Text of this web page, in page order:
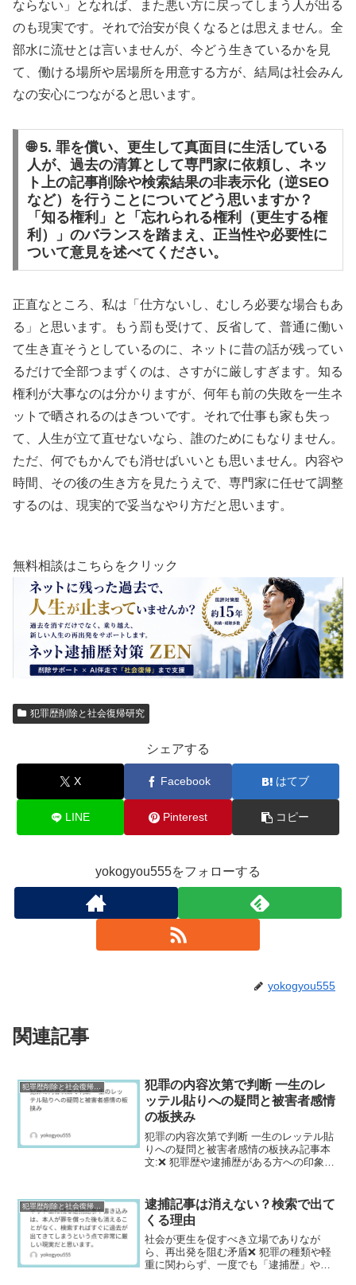
ならない」となれば、また悪い方に戻ってしまう人が出る
のも現実です。それで治安が良くなるとは思えません。全
部水に流せとは言いませんが、今どう生きているかを見
て、働ける場所や居場所を用意する方が、結局は社会みん
なの安心につながると思います。
🌐 5. 罪を償い、更生して真面目に生活している
人が、過去の清算として専門家に依頼し、ネッ
ト上の記事削除や検索結果の非表示化（逆SEO
など）を行うことについてどう思いますか？
「知る権利」と「忘れられる権利（更生する権
利）」のバランスを踏まえ、正当性や必要性に
ついて意見を述べてください。
正直なところ、私は「仕方ないし、むしろ必要な場合もあ
る」と思います。もう罰も受けて、反省して、普通に働い
て生き直そうとしているのに、ネットに昔の話が残ってい
るだけで全部つまずくのは、さすがに厳しすぎます。知る
権利が大事なのは分かりますが、何年も前の失敗を一生ネ
ットで晒されるのはきついです。それで仕事も家も失っ
て、人生が立て直せないなら、誰のためにもなりません。
ただ、何でもかんでも消せばいいとも思いません。内容や
時間、その後の生き方を見たうえで、専門家に任せて調整
するのは、現実的で妥当なやり方だと思います。
無料相談はこちらをクリック
犯罪歴削除と社会復帰研究
シェアする
X Facebook はてブ
LINE Pinterest コピー
yokogyou555をフォローする
yokogyou555
関連記事
犯罪歴削除と社会復帰研究
犯罪の内容次第で判断 一生のレ
ッテル貼りへの疑問と被害者感情
の板挟み
犯罪の内容次第で判断 一生のレッテル貼
りへの疑問と被害者感情の板挟み記事本
文:❌ 犯罪歴や逮捕歴がある方への印象と
ら判断をしたいです。しかしながら、そ
の時の状況の方で今...
逮捕記事は消えない？検索で出て
くる理由
社会が更生を促すべき立場でありなが
ら、再出発を阻む矛盾❌ 犯罪の種類や軽
重に関わらず、一度でも「逮捕歴」や